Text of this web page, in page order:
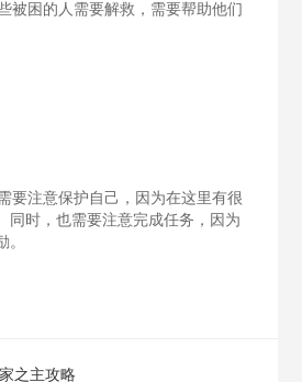
困的人需要解救，需要帮助他们
要注意保护自己，因为在这里有很
同时，也需要注意完成任务，因为
。
之主攻略